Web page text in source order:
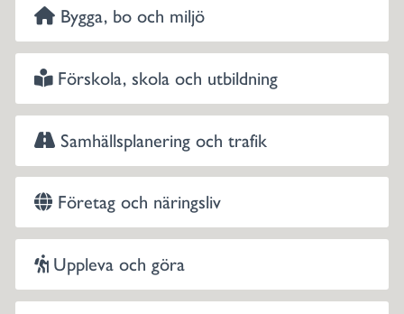
Bygga, bo och miljö
Förskola, skola och utbildning
Samhällsplanering och trafik
Företag och näringsliv
Uppleva och göra